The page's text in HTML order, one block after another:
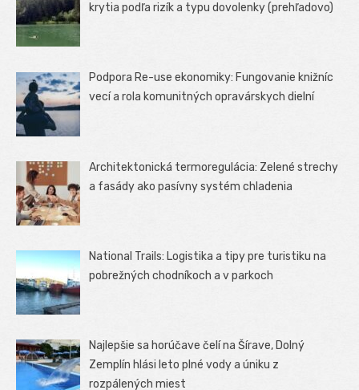
krytia podľa rizík a typu dovolenky (prehľadovo)
Podpora Re-use ekonomiky: Fungovanie knižníc
vecí a rola komunitných opravárskych dielní
Architektonická termoregulácia: Zelené strechy
a fasády ako pasívny systém chladenia
National Trails: Logistika a tipy pre turistiku na
pobrežných chodníkoch a v parkoch
Najlepšie sa horúčave čelí na Šírave, Dolný
Zemplín hlási leto plné vody a úniku z
rozpálených miest